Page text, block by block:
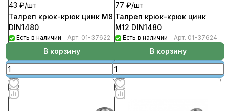
43 ₽/шт
Талреп крюк-крюк цинк М8
DIN1480
Есть в наличии Арт. 01-37622
В корзину
77 ₽/шт
Талреп крюк-крюк цинк
М12 DIN1480
Есть в наличии Арт. 01-37624
В корзину